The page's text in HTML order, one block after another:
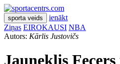
sporta veids
ienākt
Ziņas EIROKAUSI NBA
Autors: Kārlis Justovičs
Jauneklis